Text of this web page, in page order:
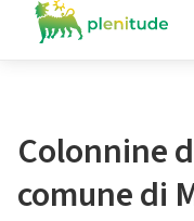
Colonnine
comune di